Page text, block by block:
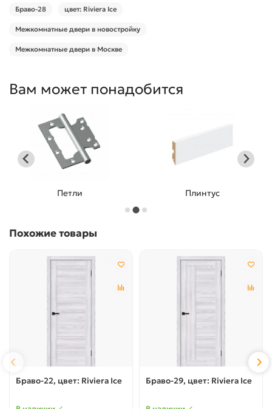
Браво-28 цвет: Riviera Ice
Межкомнатные двери в новостройку
Межкомнатные двери в Москве
Вам может понадобится
Петли Плинтус
Похожие товары
Браво-22, цвет: Riviera Ice Браво-29, цвет: Riviera Ice